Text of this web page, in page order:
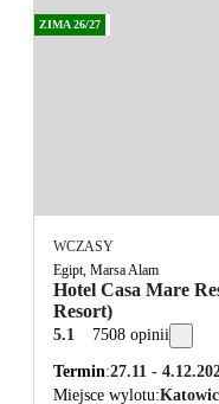
ZIMA 26/27
WCZASY
Egipt, Marsa Alam
Hotel Casa Mare
Resort)
5.1 7508 opinii
Termin 27.11 -
Miejsce wylotu